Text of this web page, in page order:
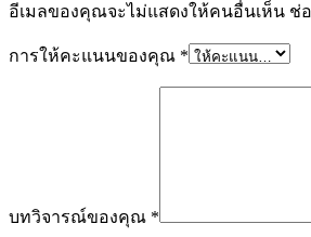
อีเมลของคุณจะไม่แสดงให้คนอื่นเห็น ช่
การให้คะแนนของคุณ *
บทวิจารณ์ของคุณ *